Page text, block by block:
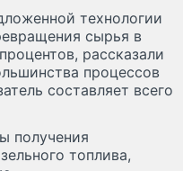
технологии
сырья в
рассказали
процессов
составляет всего
получения
топлива,